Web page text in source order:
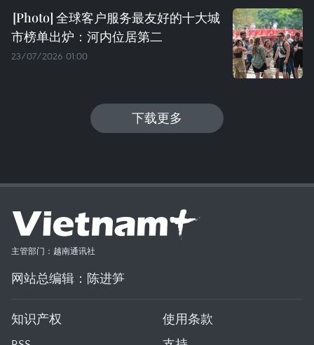
全球客户服务最友好的十大城
市榜单出炉：河内位居第二
23/07/2026 01:00
下载更多
主管部门：越南通讯社
网站总编辑：陈进笋
知识产权
使用条款